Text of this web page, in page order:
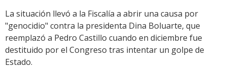
La situación llevó a la Fiscalía a abrir una causa por
"genocidio" contra la presidenta Dina Boluarte, que
reemplazó a Pedro Castillo cuando en diciembre fue
destituido por el Congreso tras intentar un golpe de
Estado.